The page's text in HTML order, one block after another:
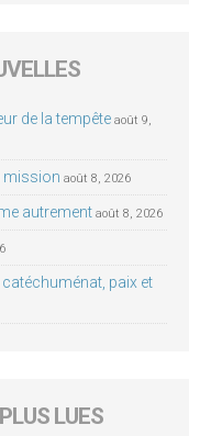
de la tempête août 9,
mission août 8, 2026
autrement août 8, 2026
paix et
LUES